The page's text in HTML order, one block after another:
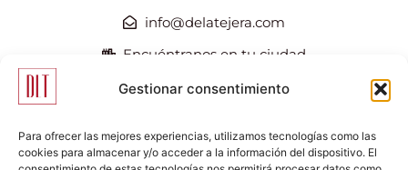
Gestionar consentimiento
Para ofrecer las mejores experiencias, utilizamos tecnologías como las
cookies para almacenar y/o acceder a la información del dispositivo. El
info@delatejera.com
Encuéntranos en tu ciudad